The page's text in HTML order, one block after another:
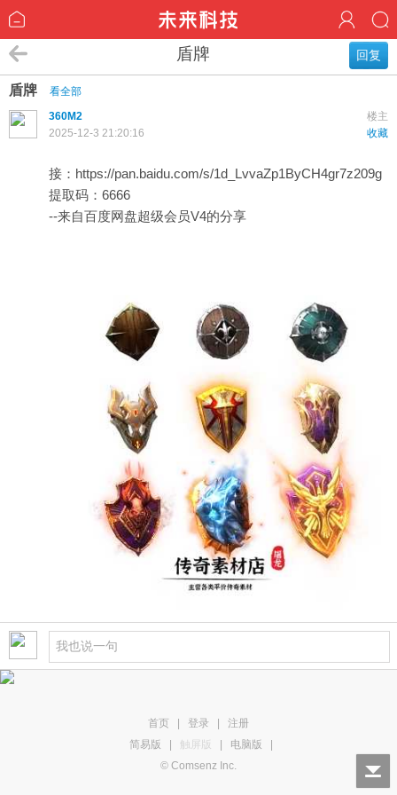
回复
盾牌
盾牌
看全部
楼主
360M2
收藏
2025-12-3 21:20:16
接： https://pan.baidu.com/s/1d_LvvaZp1ByCH4gr7z209g
提取码：6666
--来自百度网盘超级会员V4的分享
首页 登录
注册
简易版
触屏版 电脑版
© Comsenz Inc.